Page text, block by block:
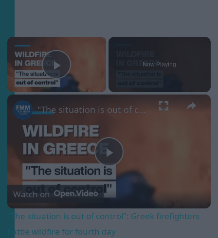
×
Play Video
Now Playing
×
Play
Video
"The situation is out of control": Greek firefighters battle wildfire for fourth day
Watch on
"The situation is out of control": Greek firefighters
battle wildfire for fourth day